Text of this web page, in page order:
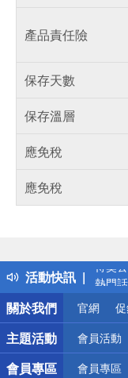
產品責任險
保存天數
保存溫層
應免稅
應免稅
活動快訊
得獎
熱門
銀行
偏遠
詐騙
關於我們
官網
主題活動 會員活動
會員專區 會員專區